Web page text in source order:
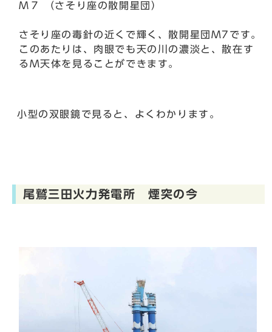
Ｍ７ （さそり座の散開星団）
さそり座の毒針の近くで輝く、散開星団M7です。
このあたりは、肉眼でも天の川の濃淡と、散在す
るM天体を見ることができます。
小型の双眼鏡で見ると、よくわかります。
尾鷲三田火力発電所 煙突の今